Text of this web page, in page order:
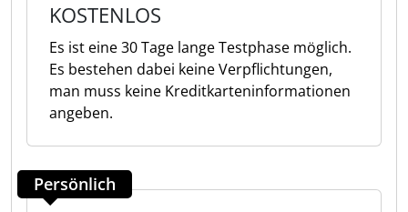
KOSTENLOS
Es ist eine 30 Tage lange Testphase möglich.
Es bestehen dabei keine Verpflichtungen,
man muss keine Kreditkarteninformationen
angeben.
Persönlich